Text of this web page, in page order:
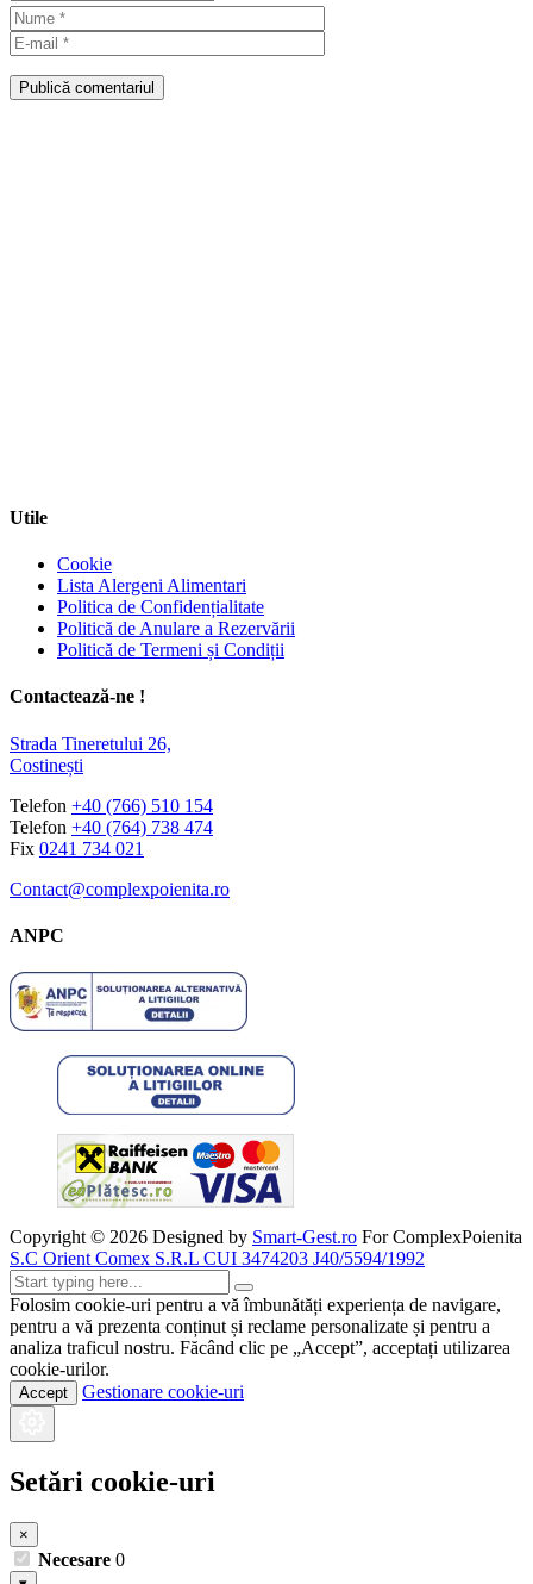
Publică comentariul
Utile
Cookie
Lista Alergeni Alimentari
Politica de Confidențialitate
Politică de Anulare a Rezervării
Politică de Termeni și Condiții
Contactează-ne !
Strada Tineretului 26,
Costinești
Telefon +40 (766) 510 154
Telefon +40 (764) 738 474
Fix 0241 734 021
Contact@complexpoienita.ro
ANPC
Copyright © 2026 Designed by Smart-Gest.ro For ComplexPoienita
S.C Orient Comex S.R.L CUI 3474203 J40/5594/1992
Folosim cookie-uri pentru a vă îmbunătăți experiența de navigare,
pentru a vă prezenta conținut și reclame personalizate și pentru a
analiza traficul nostru. Făcând clic pe „Accept”, acceptați utilizarea
cookie-urilor.
Accept Gestionare cookie-uri
Setări cookie-uri
×
Necesare 0